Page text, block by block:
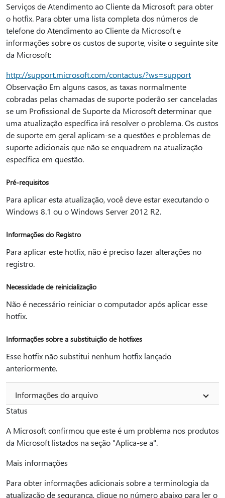
Serviços de Atendimento ao Cliente da Microsoft para obter
o hotfix. Para obter uma lista completa dos números de
telefone do Atendimento ao Cliente da Microsoft e
informações sobre os custos de suporte, visite o seguinte site
da Microsoft:
http://support.microsoft.com/contactus/?ws=support
Observação Em alguns casos, as taxas normalmente
cobradas pelas chamadas de suporte poderão ser canceladas
se um Profissional de Suporte da Microsoft determinar que
uma atualização específica irá resolver o problema. Os custos
de suporte em geral aplicam-se a questões e problemas de
suporte adicionais que não se enquadrem na atualização
específica em questão.
Pré-requisitos
Para aplicar esta atualização, você deve estar executando o
Windows 8.1 ou o Windows Server 2012 R2.
Informações do Registro
Para aplicar este hotfix, não é preciso fazer alterações no
registro.
Necessidade de reinicialização
Não é necessário reiniciar o computador após aplicar esse
hotfix.
Informações sobre a substituição de hotfixes
Esse hotfix não substitui nenhum hotfix lançado
anteriormente.
Informações do arquivo
Status
A Microsoft confirmou que este é um problema nos produtos
da Microsoft listados na seção "Aplica-se a".
Mais informações
Para obter informações adicionais sobre a terminologia da
atualização de segurança, clique no número abaixo para ler o